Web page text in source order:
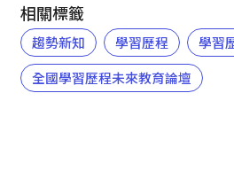
相關標籤
趨勢新知 學習歷程 學習
全國學習歷程未來教育論壇